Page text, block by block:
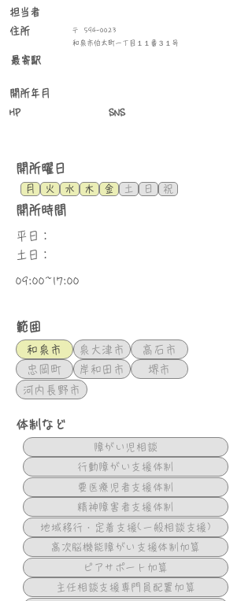
​担当者
住所
〒
594-0023
和泉市伯太町一丁目１１番３１号
最寄駅
​開所年月
HP
SNS
​開所曜日
月 火 水 木 金 土 日 祝
​開所時間
平日：
土日：
09:00~17:00
範囲
和泉市 泉大津市
高石市
忠岡町
岸和田市
堺市
河内長野市
体制など
障がい児相談
行動障がい支援体制
要医療児者支援体制
精神障害者支援体制
地域移行・定着支援(一般相談支援)
高次脳機能障がい支援体制加算
ピアサポート加算
主任相談支援専門員配置加算